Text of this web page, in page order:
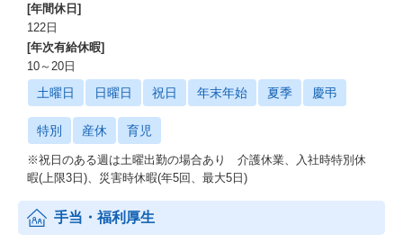
[年間休日]
122日
[年次有給休暇]
10～20日
土曜日 日曜日 祝日 年末年始 夏季 慶弔
特別 産休 育児
※祝日のある週は土曜出勤の場合あり 介護休業、入社時特別休
暇(上限3日)、災害時休暇(年5回、最大5日)
手当・福利厚生